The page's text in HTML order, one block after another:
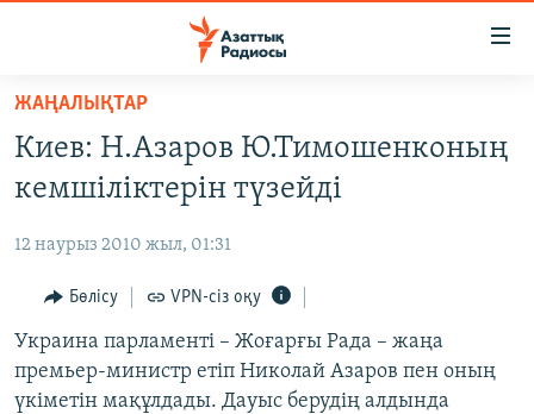
Skip
main
content
to
Navigation
Skip
to
Search
ҚАҢТАР ОҚИҒАСЫ
АДАМ ҚҰҚЫҚТАРЫ
ӘЛЕУМЕТ
ӘЛЕМ
ЖАҢАЛЫҚТАР
Киев: Н.Азаров Ю.Тимошенконың
кемшіліктерін түзейді
12 наурыз 2010 жыл, 01:31
Бөлісу VPN-сіз оқу
Украина парламенті – Жоғарғы Рада – жаңа
премьер-министр етіп Николай Азаров пен оның
үкіметін мақұлдады. Дауыс берудің алдында